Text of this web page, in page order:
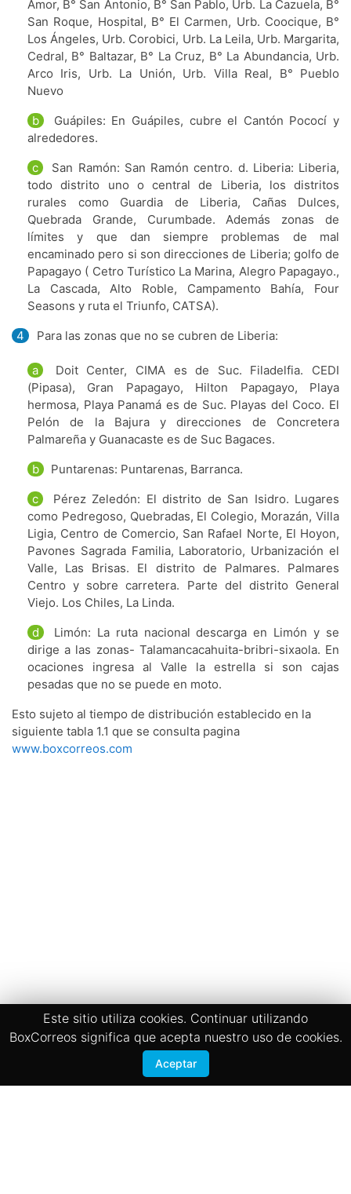
Amor, B° San Antonio, B° San Pablo, Urb. La Cazuela, B°
San Roque, Hospital, B° El Carmen, Urb. Coocique, B°
Los Ángeles, Urb. Corobici, Urb. La Leila, Urb. Margarita,
Cedral, B° Baltazar, B° La Cruz, B° La Abundancia, Urb.
Arco Iris, Urb. La Unión, Urb. Villa Real, B° Pueblo
Nuevo
b
Guápiles: En Guápiles, cubre el Cantón Pococí y
alrededores.
c
San Ramón: San Ramón centro. d. Liberia: Liberia,
todo distrito uno o central de Liberia, los distritos
rurales como Guardia de Liberia, Cañas Dulces,
Quebrada Grande, Curumbade. Además zonas de
límites y que dan siempre problemas de mal
encaminado pero si son direcciones de Liberia; golfo de
Papagayo ( Cetro Turístico La Marina, Alegro Papagayo.,
La Cascada, Alto Roble, Campamento Bahía, Four
Seasons y ruta el Triunfo, CATSA).
4
Para las zonas que no se cubren de Liberia:
a
Doit Center, CIMA es de Suc. Filadelfia. CEDI
(Pipasa), Gran Papagayo, Hilton Papagayo, Playa
hermosa, Playa Panamá es de Suc. Playas del Coco. El
Pelón de la Bajura y direcciones de Concretera
Palmareña y Guanacaste es de Suc Bagaces.
b
Puntarenas: Puntarenas, Barranca.
c
Pérez Zeledón: El distrito de San Isidro. Lugares
como Pedregoso, Quebradas, El Colegio, Morazán, Villa
Ligia, Centro de Comercio, San Rafael Norte, El Hoyon,
Pavones Sagrada Familia, Laboratorio, Urbanización el
Valle, Las Brisas. El distrito de Palmares. Palmares
Centro y sobre carretera. Parte del distrito General
Viejo. Los Chiles, La Linda.
d
Limón: La ruta nacional descarga en Limón y se
dirige a las zonas- Talamancacahuita-bribri-sixaola. En
ocaciones ingresa al Valle la estrella si son cajas
pesadas que no se puede en moto.
Esto sujeto al tiempo de distribución establecido en la
siguiente tabla 1.1 que se consulta pagina
www.boxcorreos.com
Términos y Condiciones
Este sitio utiliza cookies. Continuar utilizando
BoxCorreos significa que acepta nuestro uso de cookies.
Aceptar